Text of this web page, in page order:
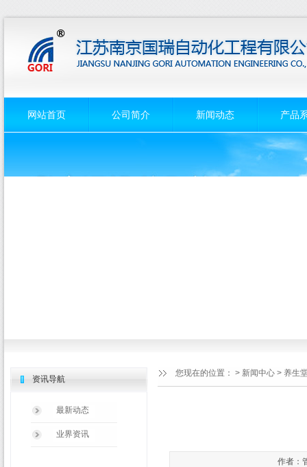
网站首页 公司简介 新闻动态 产品
您现在的位置： > 新闻中心 > 养生
资讯导航
最新动态
业界资讯
作者：